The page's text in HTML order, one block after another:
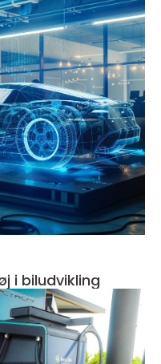
i biludvikling